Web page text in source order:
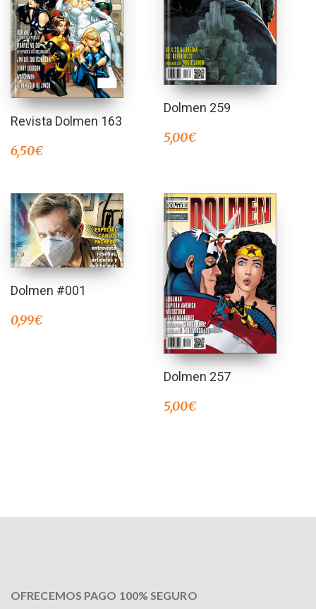
Revista Dolmen 163
6,50€
Dolmen 259
5,00€
Dolmen #001
0,99€
Dolmen 257
5,00€
OFRECEMOS PAGO 100% SEGURO